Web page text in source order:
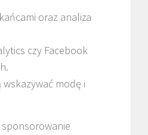
oraz analiza
czy Facebook
modę i